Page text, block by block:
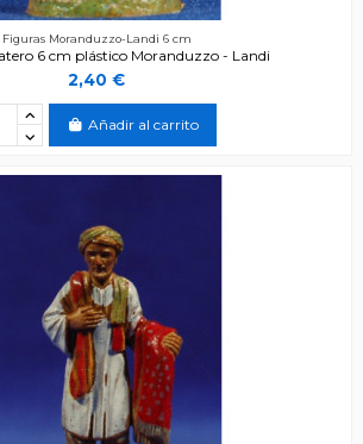
Figuras Moranduzzo-Landi 6 cm
6 cm plástico Moranduzzo - Landi
2,40 €
Añadir al carrito